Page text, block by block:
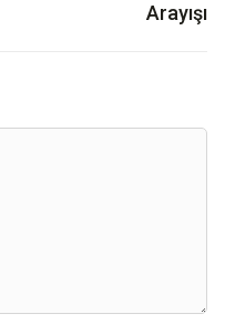
Arayışı